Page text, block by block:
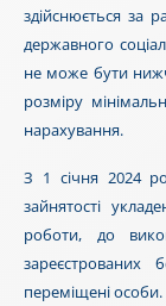
здійснюється за
державного
не може бути
розміру
нарахування.
З 1 січня 2024
зайнятості
роботи, до
зареєстрованих
переміщені особи.